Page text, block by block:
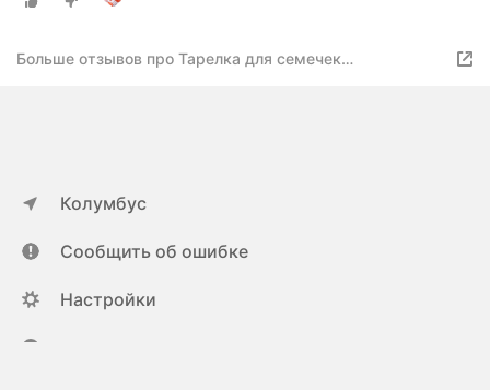
Больше отзывов про Тарелка для семечек
Колумбус
Сообщить об ошибке
Настройки